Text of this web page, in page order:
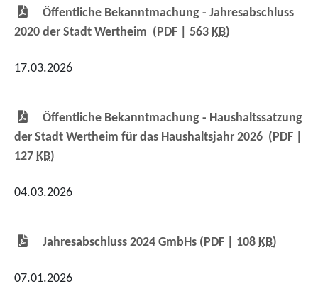
Öffentliche Bekanntmachung - Jahresabschluss
2020 der Stadt Wertheim (PDF | 563 KB)
17.03.2026
Öffentliche Bekanntmachung - Haushaltssatzung
der Stadt Wertheim für das Haushaltsjahr 2026 (PDF |
127 KB)
04.03.2026
Jahresabschluss 2024 GmbHs (PDF | 108 KB)
07.01.2026